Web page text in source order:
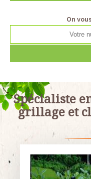
On
Spécialiste
grillage et